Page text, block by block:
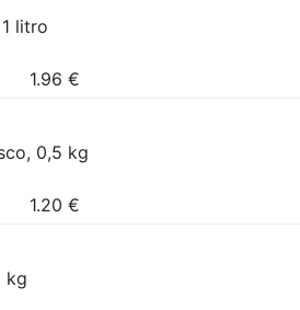
litro
1.96 €
0,5 kg
1.20 €
kg